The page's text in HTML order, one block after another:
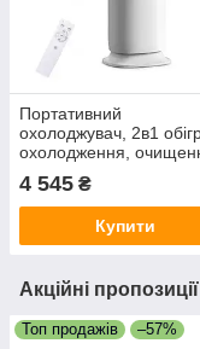
Портативний
охолоджувач, 2в1
охолодження,
4 545 ₴
Купити
Акційні
Топ продажів –57%